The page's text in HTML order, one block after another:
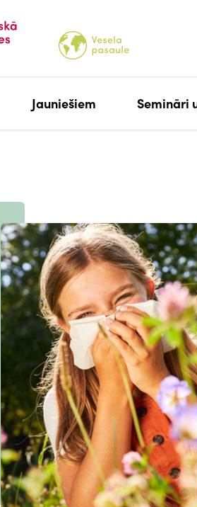
Jauniešiem Semināri
Attēls